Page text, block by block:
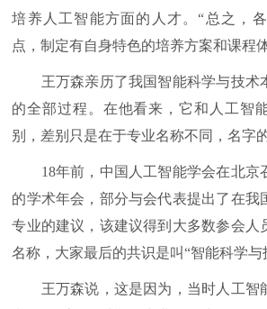
培养人工智能方面的人才。“总之，
点，制定有自身特色的培养方案和课程
王万森亲历了我国智能科学与技术
的全部过程。在他看来，它和人工智
别，差别只是在于专业名称不同，名字
18年前，中国人工智能学会在北京
的学术年会，部分与会代表提出了在我
专业的建议，该建议得到大多数参会人
名称，大家最后的共识是叫“智能科学与
王万森说，这是因为，当时人工智